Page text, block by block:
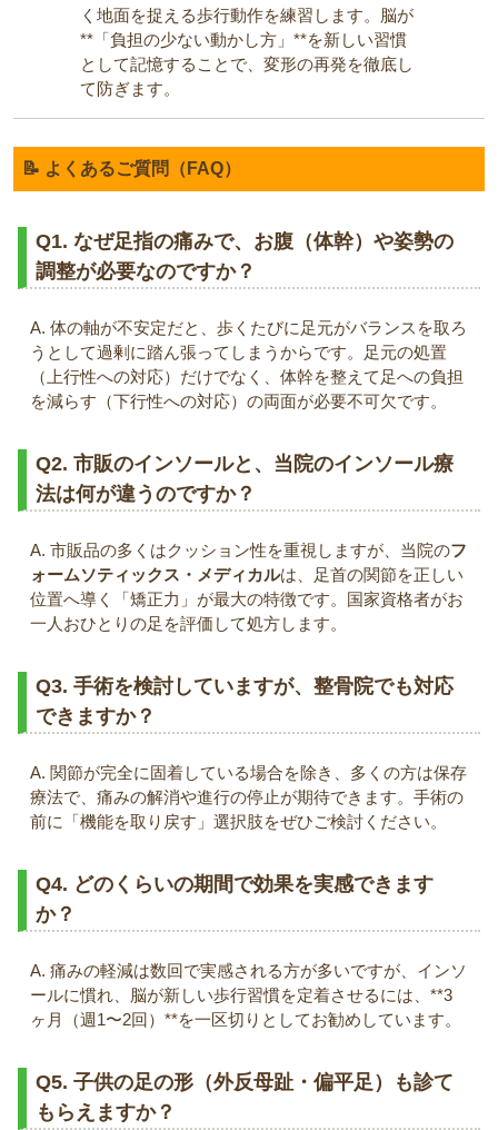
く地面を捉える歩行動作を練習します。脳が
**「負担の少ない動かし方」**を新しい習慣
として記憶することで、変形の再発を徹底し
て防ぎます。
📝 よくあるご質問（FAQ）
Q1. なぜ足指の痛みで、お腹（体幹）や姿勢の
調整が必要なのですか？
A. 体の軸が不安定だと、歩くたびに足元がバランスを取ろ
うとして過剰に踏ん張ってしまうからです。足元の処置
（上行性への対応）だけでなく、体幹を整えて足への負担
を減らす（下行性への対応）の両面が必要不可欠です。
Q2. 市販のインソールと、当院のインソール療
法は何が違うのですか？
A. 市販品の多くはクッション性を重視しますが、当院のフ
ォームソティックス・メディカルは、足首の関節を正しい
位置へ導く「矯正力」が最大の特徴です。国家資格者がお
一人おひとりの足を評価して処方します。
Q3. 手術を検討していますが、整骨院でも対応
できますか？
A. 関節が完全に固着している場合を除き、多くの方は保存
療法で、痛みの解消や進行の停止が期待できます。手術の
前に「機能を取り戻す」選択肢をぜひご検討ください。
Q4. どのくらいの期間で効果を実感できます
か？
A. 痛みの軽減は数回で実感される方が多いですが、インソ
ールに慣れ、脳が新しい歩行習慣を定着させるには、**3
ヶ月（週1〜2回）**を一区切りとしてお勧めしています。
Q5. 子供の足の形（外反母趾・偏平足）も診て
もらえますか？